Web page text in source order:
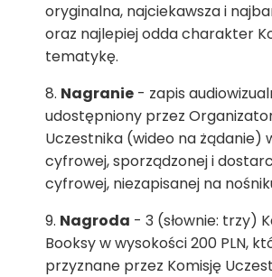
oryginalna, najciekawsza i
oraz najlepiej odda charakter
tematykę.
Nagranie - zapis
udostępniony przez
Uczestnika (wideo na żądanie)
cyfrowej, sporządzonej i
cyfrowej, niezapisanej na
Nagroda - 3 (słownie: trzy)
Booksy w wysokości 200 PLN,
przyznane przez Komisję